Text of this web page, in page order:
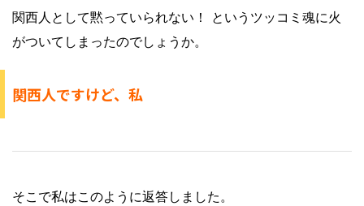
関西人として黙っていられない！ というツッコミ魂に火
がついてしまったのでしょうか。
関西人ですけど、私
そこで私はこのように返答しました。